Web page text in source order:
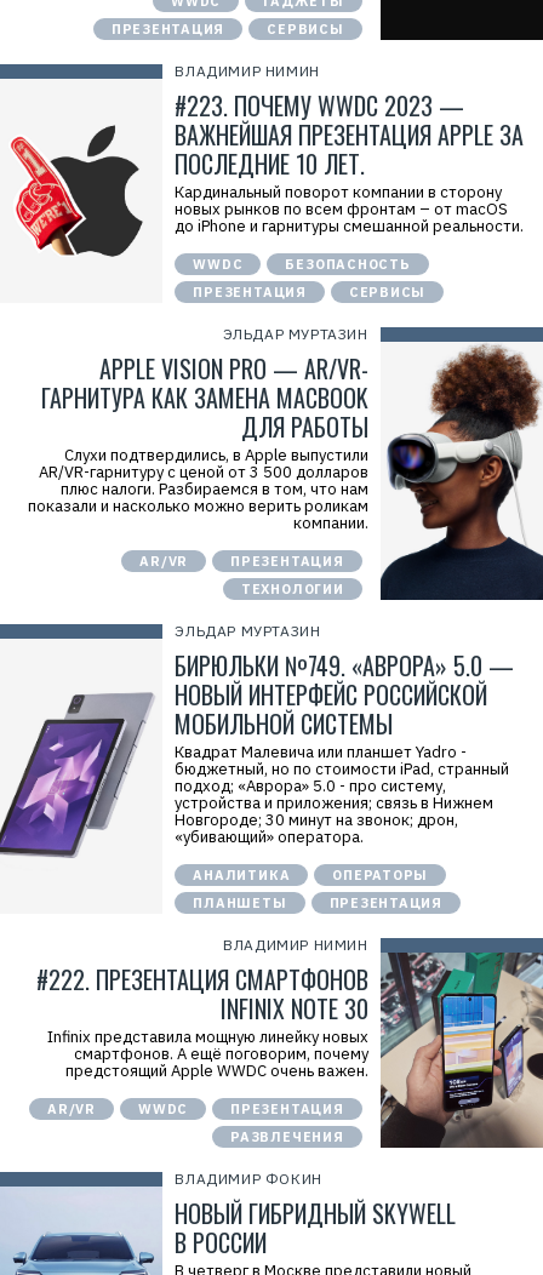
ПРЕЗЕНТАЦИЯ
СЕРВИСЫ
ВЛАДИМИР НИМИН
#223. ПОЧЕМУ WWDC 2023 —
ВАЖНЕЙШАЯ ПРЕЗЕНТАЦИЯ APPLE ЗА
ПОСЛЕДНИЕ 10 ЛЕТ.
Кардинальный поворот компании в сторону
новых рынков по всем фронтам – от macOS
до iPhone и гарнитуры смешанной реальности.
WWDC
БЕЗОПАСНОСТЬ
ПРЕЗЕНТАЦИЯ
СЕРВИСЫ
ЭЛЬДАР МУРТАЗИН
APPLE VISION PRO — AR/VR-
ГАРНИТУРА КАК ЗАМЕНА MACBOOK
ДЛЯ РАБОТЫ
Слухи подтвердились, в Apple выпустили
AR/VR-гарнитуру с ценой от 3 500 долларов
плюс налоги. Разбираемся в том, что нам
показали и насколько можно верить роликам
компании.
AR/VR
ПРЕЗЕНТАЦИЯ
ТЕХНОЛОГИИ
ЭЛЬДАР МУРТАЗИН
БИРЮЛЬКИ №749. «АВРОРА» 5.0 —
НОВЫЙ ИНТЕРФЕЙС РОССИЙСКОЙ
МОБИЛЬНОЙ СИСТЕМЫ
Квадрат Малевича или планшет Yadro -
бюджетный, но по стоимости iPad, странный
подход; «Аврора» 5.0 - про систему,
устройства и приложения; связь в Нижнем
Новгороде; 30 минут на звонок; дрон,
«убивающий» оператора.
АНАЛИТИКА
ОПЕРАТОРЫ
ПЛАНШЕТЫ
ПРЕЗЕНТАЦИЯ
ВЛАДИМИР НИМИН
#222. ПРЕЗЕНТАЦИЯ СМАРТФОНОВ
INFINIX NOTE 30
Infinix представила мощную линейку новых
смартфонов. А ещё поговорим, почему
предстоящий Apple WWDC очень важен.
AR/VR WWDC
ПРЕЗЕНТАЦИЯ
РАЗВЛЕЧЕНИЯ
ВЛАДИМИР ФОКИН
НОВЫЙ ГИБРИДНЫЙ SKYWELL
В РОССИИ
В четверг в Москве представили новый